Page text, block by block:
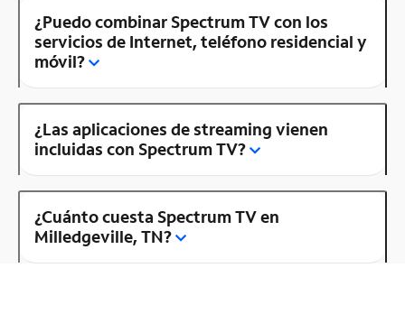
¿Puedo combinar Spectrum TV con los
servicios de Internet, teléfono residencial y
móvil?
¿Las aplicaciones de streaming vienen
incluidas con Spectrum TV?
¿Cuánto cuesta Spectrum TV en
Milledgeville, TN?